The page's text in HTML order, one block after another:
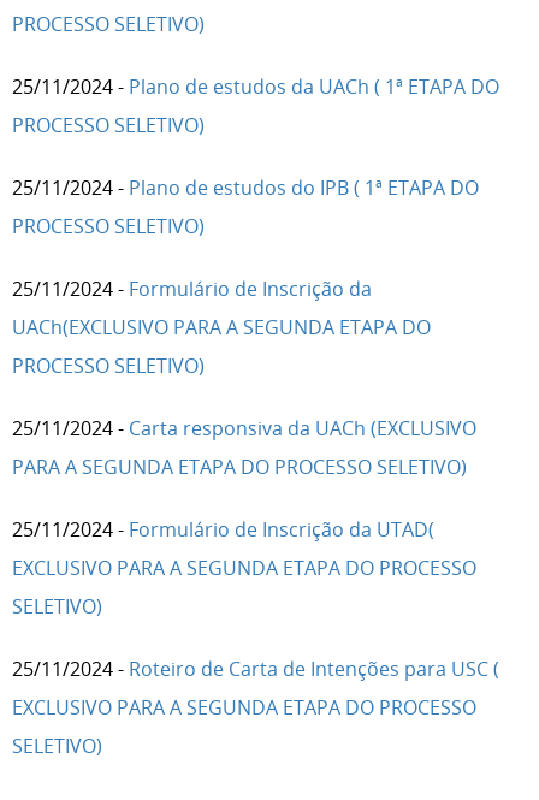
PROCESSO SELETIVO)
25/11/2024 - Plano de estudos da UACh ( 1ª ETAPA DO
PROCESSO SELETIVO)
25/11/2024 - Plano de estudos do IPB ( 1ª ETAPA DO
PROCESSO SELETIVO)
25/11/2024 - Formulário de Inscrição da
UACh(EXCLUSIVO PARA A SEGUNDA ETAPA DO
PROCESSO SELETIVO)
25/11/2024 - Carta responsiva da UACh (EXCLUSIVO
PARA A SEGUNDA ETAPA DO PROCESSO SELETIVO)
25/11/2024 - Formulário de Inscrição da UTAD(
EXCLUSIVO PARA A SEGUNDA ETAPA DO PROCESSO
SELETIVO)
25/11/2024 - Roteiro de Carta de Intenções para USC (
EXCLUSIVO PARA A SEGUNDA ETAPA DO PROCESSO
SELETIVO)